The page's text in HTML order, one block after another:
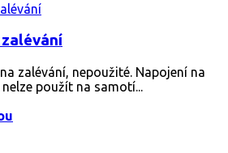
zalévání
zalévání, nepoužité. Napojení na
použít na samotí...